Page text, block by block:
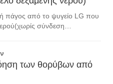
ή πάγος από το ψυγείο LG που
σύνδεση
είναι πολύ χαμηλή, ...
των θορύβων από